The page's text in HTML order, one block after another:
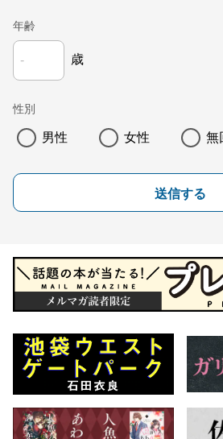
年齢
歳
性別
男性 女性 無
送信する